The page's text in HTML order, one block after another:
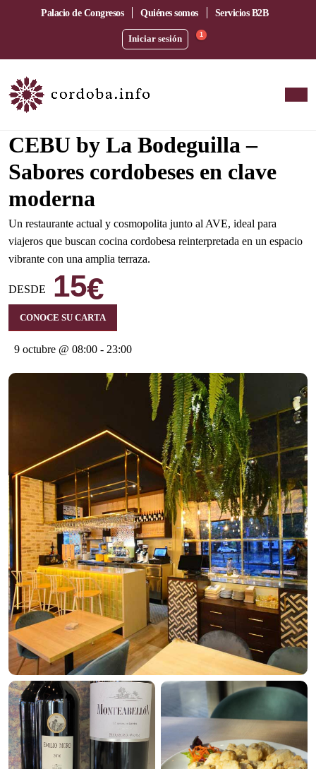
Palacio de Congresos Quiénes somos Servicios B2B
Iniciar sesión 1
CEBU by La Bodeguilla –
Sabores cordobeses en clave
moderna
Un restaurante actual y cosmopolita junto al AVE, ideal para
viajeros que buscan cocina cordobesa reinterpretada en un espacio
vibrante con una amplia terraza.
DESDE 15€
CONOCE SU CARTA
9 octubre @ 08:00 - 23:00